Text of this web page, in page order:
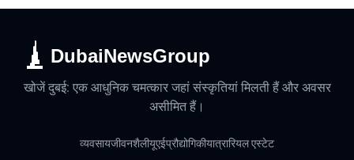
DubaiNewsGroup
खोजें दुबई: एक आधुनिक चमत्कार जहां संस्कृतियां मिलती हैं और अवसर
असीमित हैं।
व्यवसायजीवनशैलीयूएईप्रौद्योगिकीयात्रारियल एस्टेट